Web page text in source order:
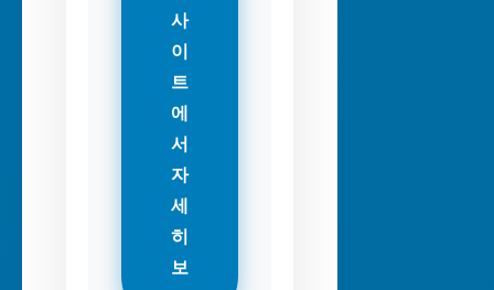
사
이
트
에
서
자
세
히
보